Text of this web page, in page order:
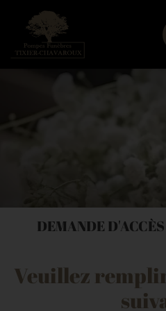
DEMANDE
Veuillez